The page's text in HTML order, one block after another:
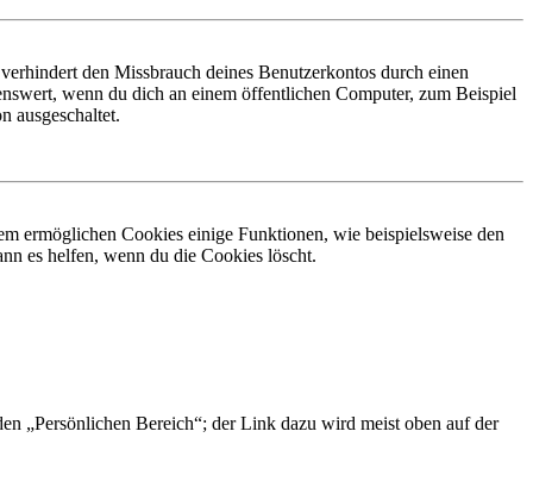
den Missbrauch deines Benutzerkontos durch einen
wenn du dich an einem öffentlichen Computer, zum Beispiel
ausgeschaltet.
ermöglichen Cookies einige Funktionen, wie beispielsweise den
es helfen, wenn du die Cookies löscht.
„Persönlichen Bereich“; der Link dazu wird meist oben auf der